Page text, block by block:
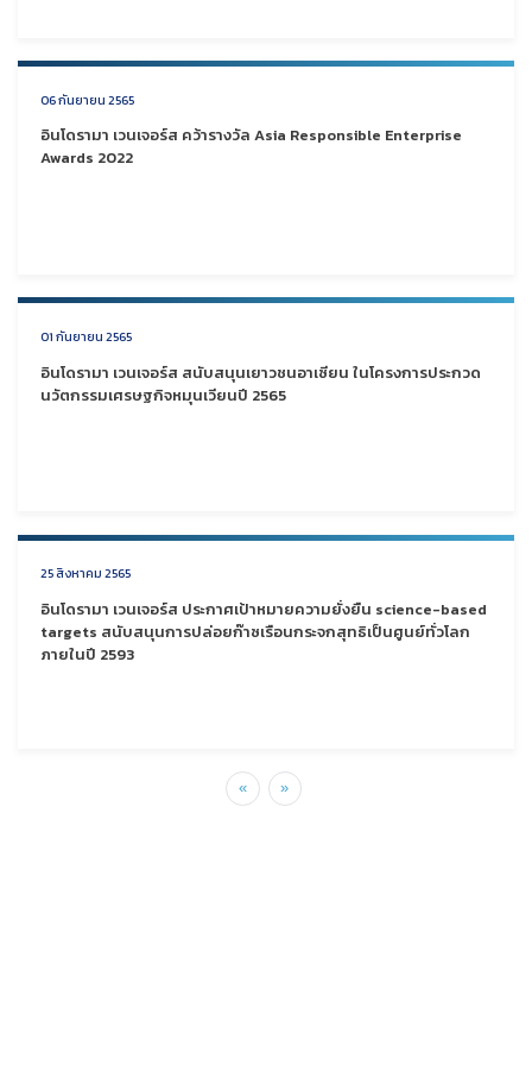
06 กันยายน 2565
อินโดรามา เวนเจอร์ส คว้ารางวัล Asia Responsible Enterprise
Awards 2022
01 กันยายน 2565
อินโดรามา เวนเจอร์ส สนับสนุนเยาวชนอาเซียน ในโครงการประกวด
นวัตกรรมเศรษฐกิจหมุนเวียนปี 2565
25 สิงหาคม 2565
อินโดรามา เวนเจอร์ส ประกาศเป้าหมายความยั่งยืน science-based
targets สนับสนุนการปล่อยก๊าซเรือนกระจกสุทธิเป็นศูนย์ทั่วโลก
ภายในปี 2593
« »